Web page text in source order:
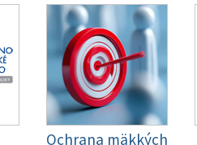
Ochrana mäkkých